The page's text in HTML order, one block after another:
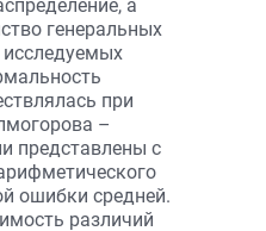
а
генеральных
при
–
представлены с
ошибки средней.
различий